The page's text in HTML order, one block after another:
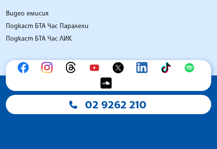
Видео емисия
Подкаст БТА Час Паралели
Подкаст БТА Час ЛИК
02 9262 210